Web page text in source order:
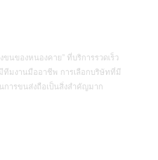
นของหนองคาย” ที่บริการรวดเร็ว
มงานมืออาชีพ การเลือกบริษัทที่มี
การขนส่งถือเป็นสิ่งสำคัญมาก